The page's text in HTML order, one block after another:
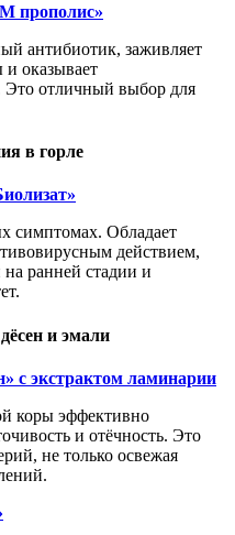
прополис»
антибиотик, заживляет
оказывает
Это отличный выбор для
в горле
Обладает
действием,
ранней стадии и
и эмали
с экстрактом ламинарии
коры эффективно
и отёчность. Это
не только освежая